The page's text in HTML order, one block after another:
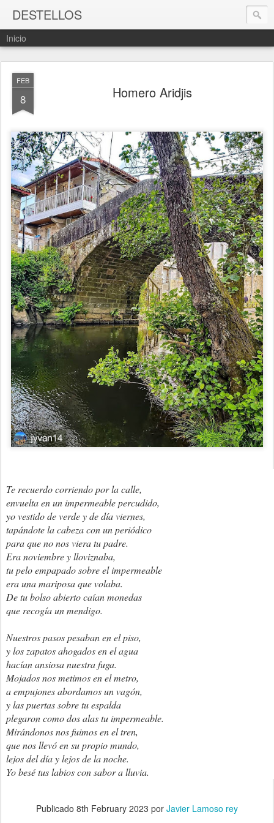
DESTELLOS
Inicio
FEB
8 Homero Aridjis
Te recuerdo corriendo por la calle,
envuelta en un impermeable percudido,
yo vestido de verde y de día viernes,
tapándote la cabeza con un periódico
para que no nos viera tu padre.
Era noviembre y lloviznaba,
tu pelo empapado sobre el impermeable
era una mariposa que volaba.
De tu bolso abierto caían monedas
que recogía un mendigo.
Nuestros pasos pesaban en el piso,
y los zapatos ahogados en el agua
hacían ansiosa nuestra fuga.
Mojados nos metimos en el metro,
a empujones abordamos un vagón,
y las puertas sobre tu espalda
plegaron como dos alas tu impermeable.
Mirándonos nos fuimos en el tren,
que nos llevó en su propio mundo,
lejos del día y lejos de la noche.
Yo besé tus labios con sabor a lluvia.
Publicado 8th February 2023 por Javier Lamoso rey